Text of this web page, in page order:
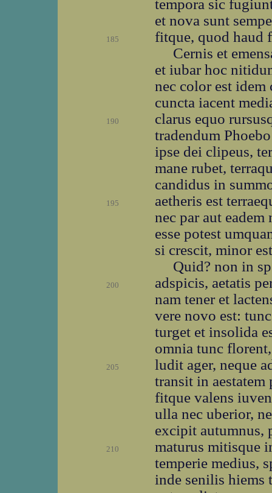
tempora sic
et nova sunt
185
fitque, quod haud
Cernis et
et iubar hoc
nec color est idem
cuncta iacent
190
clarus equo
tradendum
ipse dei clipeus,
mane rubet,
candidus in
195
aetheris est
nec par aut
esse potest
si crescit, minor
Quid? non in
200
adspicis, aetatis
nam tener et
vere novo est:
turget et insolida
omnia tunc
205
ludit ager, neque
transit in
fitque valens
ulla nec uberior,
excipit autumnus,
210
maturus mitisque
temperie medius,
inde senilis hiems